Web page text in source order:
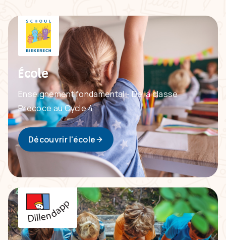
École
Enseignement fondamental - De la classe
Precoce au Cycle 4
Découvrir l'école